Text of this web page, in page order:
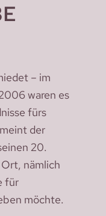
– im
waren es
fürs
der
20.
nämlich
für
möchte.